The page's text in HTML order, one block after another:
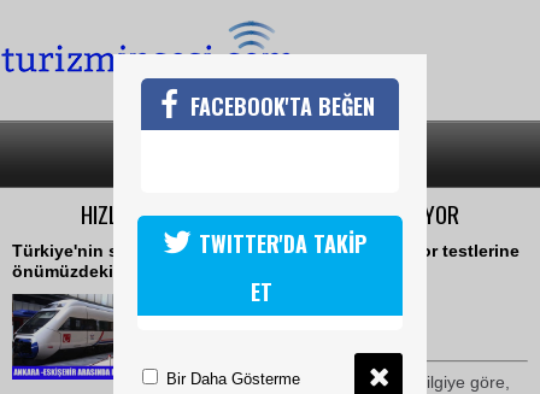
HIZLI TREN KONFOR TESTLERİNE BAŞLINIYOR
Türkiye'nin sabırsızlıkla beklediği hızlı trenin konfor testlerine
önümüzdeki hafta başlanacak.
05 Ekim 2008 / 12:35
TCDDyetkililerinden alınan bilgiye göre,
FACEBOOK'TA BEĞEN
TWITTER'DA TAKİP
ET
Bir Daha Gösterme